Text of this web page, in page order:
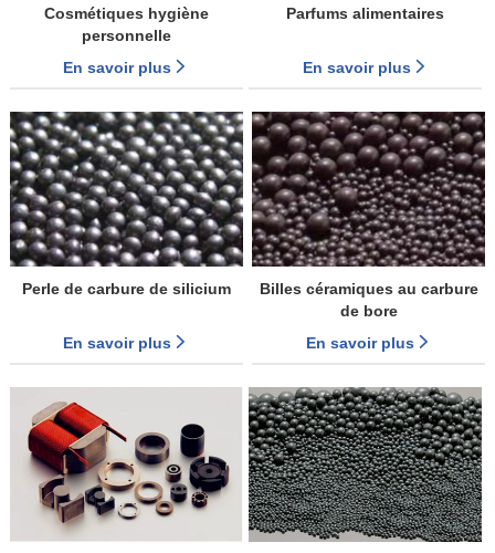
Cosmétiques hygiène
personnelle
En savoir plus
Parfums alimentaires
En savoir plus
Perle de carbure de silicium
En savoir plus
Billes céramiques au carbure
de bore
En savoir plus